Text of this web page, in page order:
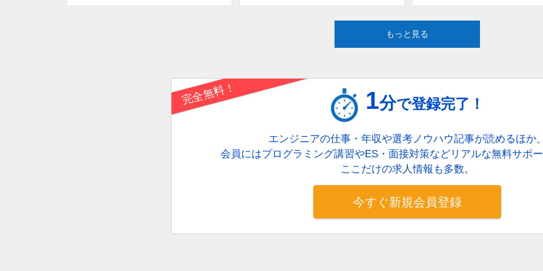
もっと見る
完全無料！ 1分で登録完了！
エンジニアの仕事・年収や選考ノウハウ記事が読めるほか、
会員にはプログラミング講習やES・面接対策などリアルな無料サポー
ここだけの求人情報も多数。
今すぐ新規会員登録